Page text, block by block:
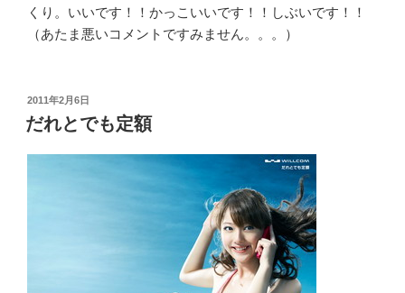
くり。いいです！！かっこいいです！！しぶいです！！
（あたま悪いコメントですみません。。。）
投
稿
日:
2011年2月6日
だれとでも定額